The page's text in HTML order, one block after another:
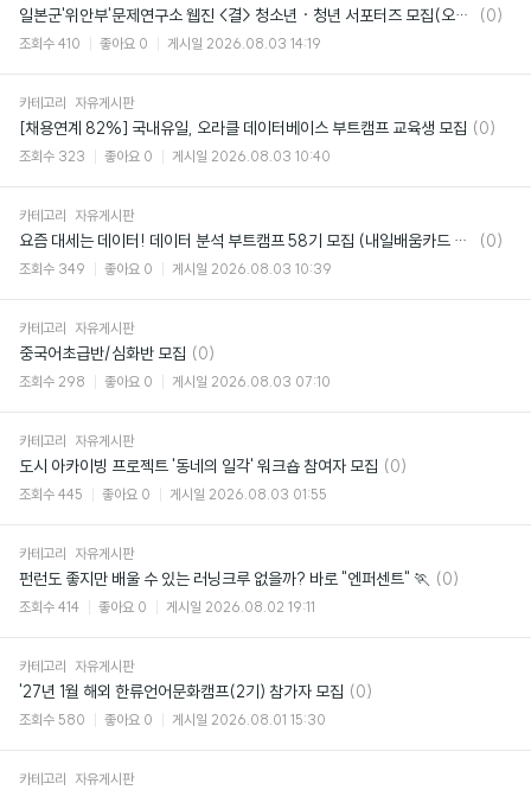
일본군'위안부'문제연구소 웹진 <결> 청소년 · 청년 서포터즈 모집(오늘마감!!)
댓
(0)
조회수 410 좋아요 0 게시일 2026.08.03 14:19
카테고리 자유게시판
[채용연계 82%] 국내유일, 오라클 데이터베이스 부트캠프 교육생 모집 댓
(0)
조회수 323 좋아요 0 게시일 2026.08.03 10:40
카테고리 자유게시판
요즘 대세는 데이터! 데이터 분석 부트캠프 58기 모집 (내일배움카드 95% 국비지원)
댓
(0)
조회수 349 좋아요 0 게시일 2026.08.03 10:39
카테고리 자유게시판
중국어초급반/심화반 모집 댓
글
(0)
조회수 298 좋아요 0 게시일 2026.08.03 07:10
카테고리 자유게시판
도시 아카이빙 프로젝트 '동네의 일각' 워크숍 참여자 모집 댓
(0)
조회수 445 좋아요 0 게시일 2026.08.03 01:55
카테고리 자유게시판
펀런도 좋지만 배울 수 있는 러닝크루 없을까? 바로 "엔퍼센트" 🏃 댓
(0)
조회수 414 좋아요 0 게시일 2026.08.02 19:11
카테고리 자유게시판
'27년 1월 해외 한류언어문화캠프(2기) 참가자 모집 댓
(0)
조회수 580 좋아요 0 게시일 2026.08.01 15:30
카테고리 자유게시판